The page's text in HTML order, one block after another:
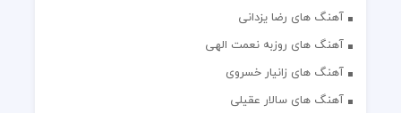
آهنگ های رضا یزدانی
آهنگ های روزبه نعمت الهی
آهنگ های زانیار خسروی
آهنگ های سالار عقیلی